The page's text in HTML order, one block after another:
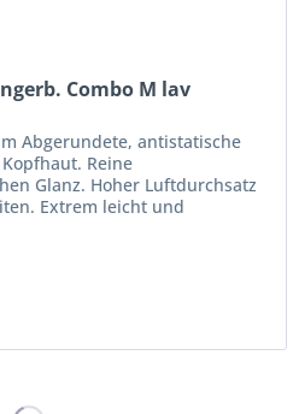
Combo M lav
Abgerundete, antistatische
Reine
Glanz. Hoher Luftdurchsatz
Extrem leicht und